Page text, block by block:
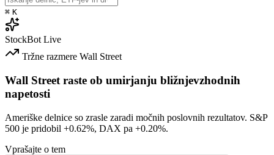
⌘ K
StockBot Live
Tržne razmere Wall Street
Wall Street raste ob umirjanju bližnjevzhodnih
napetosti
Ameriške delnice so zrasle zaradi močnih poslovnih rezultatov. S&P
500 je pridobil +0.62%, DAX pa +0.20%.
Vprašajte o tem